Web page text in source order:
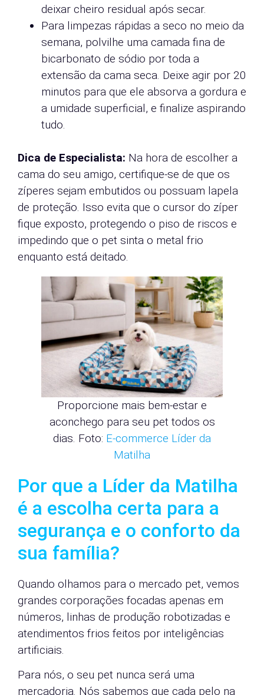
deixar cheiro residual após secar.
Para limpezas rápidas a seco no meio da
semana, polvilhe uma camada fina de
bicarbonato de sódio por toda a
extensão da cama seca. Deixe agir por 20
minutos para que ele absorva a gordura e
a umidade superficial, e finalize aspirando
tudo.
Dica de Especialista: Na hora de escolher a
cama do seu amigo, certifique-se de que os
zíperes sejam embutidos ou possuam lapela
de proteção. Isso evita que o cursor do zíper
fique exposto, protegendo o piso de riscos e
impedindo que o pet sinta o metal frio
enquanto está deitado.
Proporcione mais bem-estar e
aconchego para seu pet todos os
dias. Foto: E-commerce Líder da
Matilha
Por que a Líder da Matilha
é a escolha certa para a
segurança e o conforto da
sua família?
Quando olhamos para o mercado pet, vemos
grandes corporações focadas apenas em
números, linhas de produção robotizadas e
atendimentos frios feitos por inteligências
artificiais.
Para nós, o seu pet nunca será uma
mercadoria. Nós sabemos que cada pelo na